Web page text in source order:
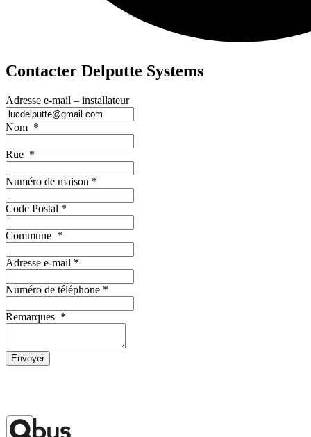
Contacter Delputte Systems
Adresse e-mail – installateur
Nom *
Rue *
Numéro de maison *
Code Postal *
Commune *
Adresse e-mail *
Numéro de téléphone *
Remarques *
Envoyer